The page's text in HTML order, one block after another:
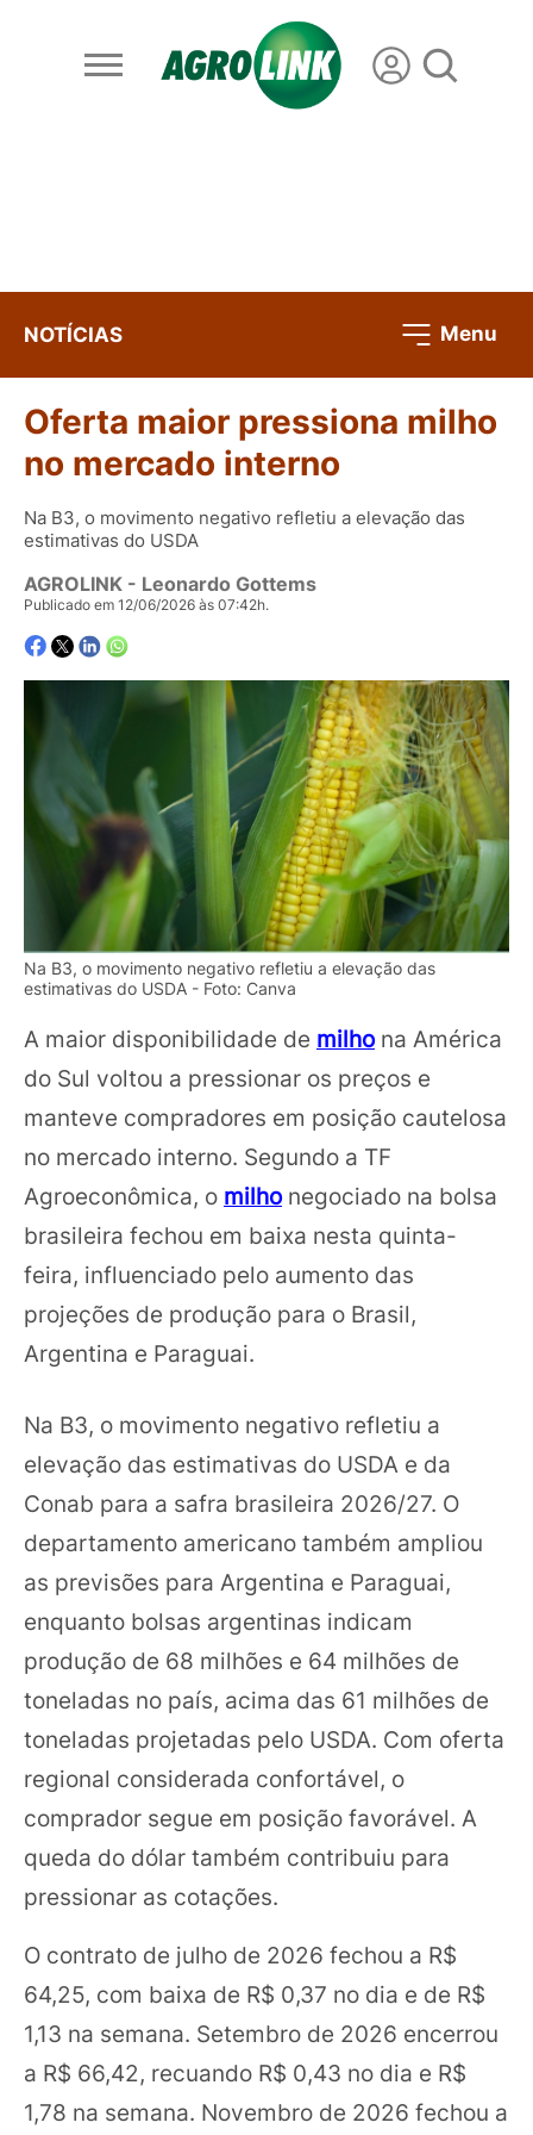
NOTÍCIAS Menu
Oferta maior pressiona milho
no mercado interno
Na B3, o movimento negativo refletiu a elevação das
estimativas do USDA
AGROLINK - Leonardo Gottems
Publicado em 12/06/2026 às 07:42h.
Na B3, o movimento negativo refletiu a elevação das
estimativas do USDA - Foto: Canva
A maior disponibilidade de milhona América
do Sul voltou a pressionar os preços e
manteve compradores em posição cautelosa
no mercado interno. Segundo a TF
Agroeconômica, o milhonegociado na bolsa
brasileira fechou em baixa nesta quinta-
feira, influenciado pelo aumento das
projeções de produção para o Brasil,
Argentina e Paraguai.
Na B3, o movimento negativo refletiu a
elevação das estimativas do USDA e da
Conab para a safra brasileira 2026/27. O
departamento americano também ampliou
as previsões para Argentina e Paraguai,
enquanto bolsas argentinas indicam
produção de 68 milhões e 64 milhões de
toneladas no país, acima das 61 milhões de
toneladas projetadas pelo USDA. Com oferta
regional considerada confortável, o
comprador segue em posição favorável. A
queda do dólar também contribuiu para
pressionar as cotações.
O contrato de julho de 2026 fechou a R$
64,25, com baixa de R$ 0,37 no dia e de R$
1,13 na semana. Setembro de 2026 encerrou
a R$ 66,42, recuando R$ 0,43 no dia e R$
1,78 na semana. Novembro de 2026 fechou a